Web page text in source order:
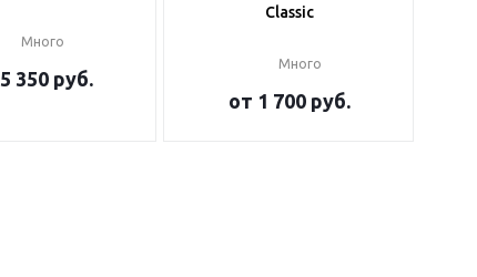
Много
5 350 руб.
Classic
Много
от 1 700 руб.